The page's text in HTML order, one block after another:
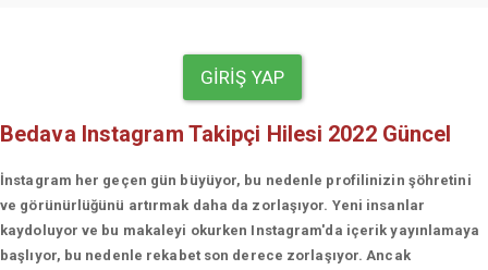
GIRIŞ YAP
Bedava Instagram Takipçi Hilesi 2022 Güncel
İnstagram her geçen gün büyüyor, bu nedenle profilinizin şöhretini
ve görünürlüğünü artırmak daha da zorlaşıyor. Yeni insanlar
kaydoluyor ve bu makaleyi okurken Instagram'da içerik yayınlamaya
başlıyor, bu nedenle rekabet son derece zorlaşıyor. Ancak